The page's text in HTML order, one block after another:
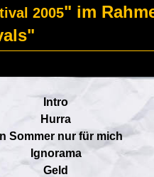
2005" im
Intro
Hurra
Sommer nur für mich
Ignorama
Geld